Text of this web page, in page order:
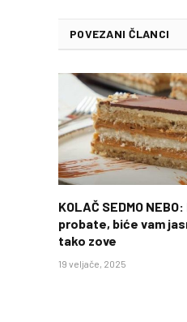
POVEZANI ČLANCI
KOLAČ SEDMO
probate, biće vam
tako zove
19 veljače, 2025